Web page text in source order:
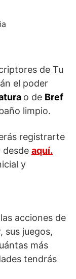
de Tu
el poder
o de Bref
limpio.
registrarte
desde aquí.
y
acciones de
sus juegos,
más
tendrás